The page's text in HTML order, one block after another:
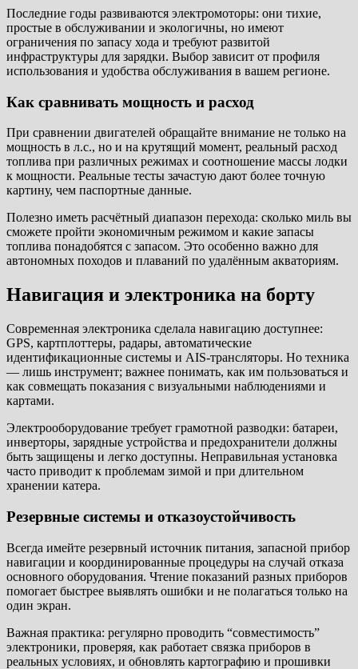
Последние годы развиваются электромоторы: они тихие,
простые в обслуживании и экологичны, но имеют
ограничения по запасу хода и требуют развитой
инфраструктуры для зарядки. Выбор зависит от профиля
использования и удобства обслуживания в вашем регионе.
Как сравнивать мощность и расход
При сравнении двигателей обращайте внимание не только на
мощность в л.с., но и на крутящий момент, реальный расход
топлива при различных режимах и соотношение массы лодки
к мощности. Реальные тесты зачастую дают более точную
картину, чем паспортные данные.
Полезно иметь расчётный диапазон перехода: сколько миль вы
сможете пройти экономичным режимом и какие запасы
топлива понадобятся с запасом. Это особенно важно для
автономных походов и плаваний по удалённым акваториям.
Навигация и электроника на борту
Современная электроника сделала навигацию доступнее:
GPS, картплоттеры, радары, автоматические
идентификационные системы и AIS-трансляторы. Но техника
— лишь инструмент; важнее понимать, как им пользоваться и
как совмещать показания с визуальными наблюдениями и
картами.
Электрооборудование требует грамотной разводки: батареи,
инверторы, зарядные устройства и предохранители должны
быть защищены и легко доступны. Неправильная установка
часто приводит к проблемам зимой и при длительном
хранении катера.
Резервные системы и отказоустойчивость
Всегда имейте резервный источник питания, запасной прибор
навигации и координированные процедуры на случай отказа
основного оборудования. Чтение показаний разных приборов
помогает быстрее выявлять ошибки и не полагаться только на
один экран.
Важная практика: регулярно проводить “совместимость”
электроники, проверяя, как работает связка приборов в
реальных условиях, и обновлять картографию и прошивки